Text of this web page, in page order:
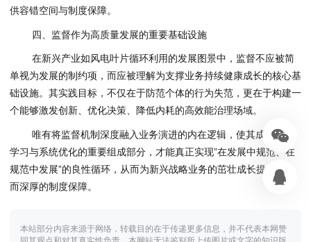
供容错空间与制度保障。
四、监督作为高质量发展的重要基础设施
在新兴产业如风电叶片循环利用的发展图景中，监督不应被简
单视为发展的制约项，而应被理解为支撑业务持续健康成长的核心基
础设施。其实践目标，不仅在于防范个体的行为失范，更在于构建一
个能够激发创新、优化决策、降低内耗的高效能治理场域。
唯有将监督机制深度融入业务演进的内在逻辑，使其成为组织
学习与系统优化的重要组成部分，才能真正实现”在发展中规范、在
规范中发展”的良性循环，从而为新兴战略业务的茁壮成长提供持久
而深厚的制度保障。
本站部分内容来源于网络，转载目的在于传递更多信息，并不代表本网赞